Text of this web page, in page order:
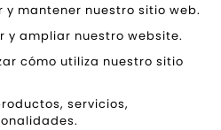
y mantener nuestro sitio web.
y ampliar nuestro website.
cómo utiliza nuestro sitio
servicios,